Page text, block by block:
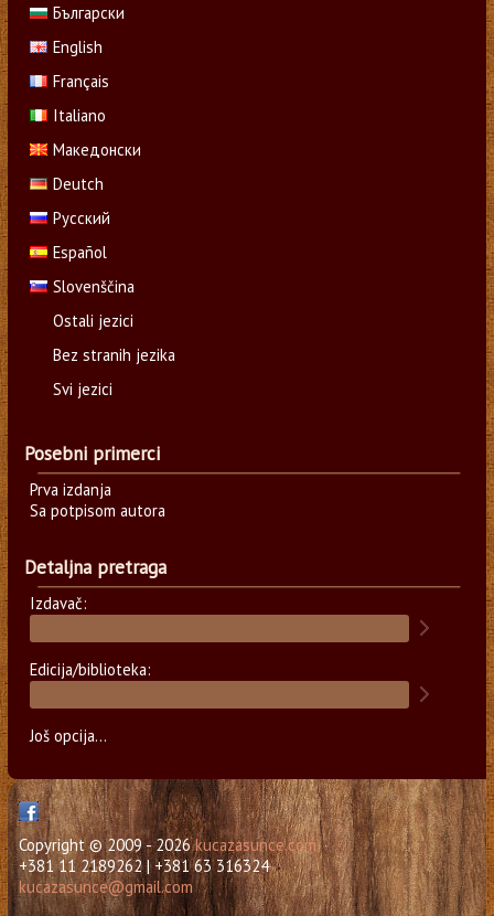
Български
English
Français
Italiano
Македонски
Deutch
Русский
Español
Slovenščina
Ostali jezici
Bez stranih jezika
Svi jezici
Posebni primerci
Prva izdanja
Sa potpisom autora
Detaljna pretraga
Izdavač:
Edicija/biblioteka:
Još opcija...
Copyright © 2009 - 2026kucazasunce.com
+381 11 2189262 | +381 63 316324
kucazasunce@gmail.com